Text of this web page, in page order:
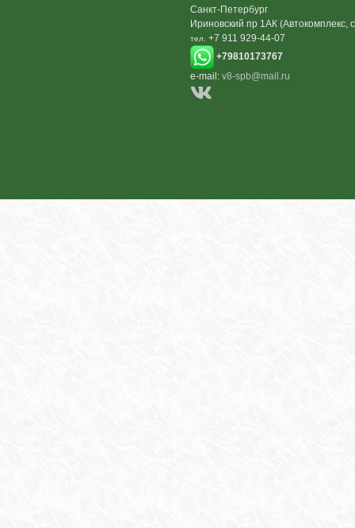
Санкт-Петербург
Ириновский пр 1АК (Автокомплекс,
тел. +7 911 929-44-07
+79810173767
e-mail: v8-spb@mail.ru